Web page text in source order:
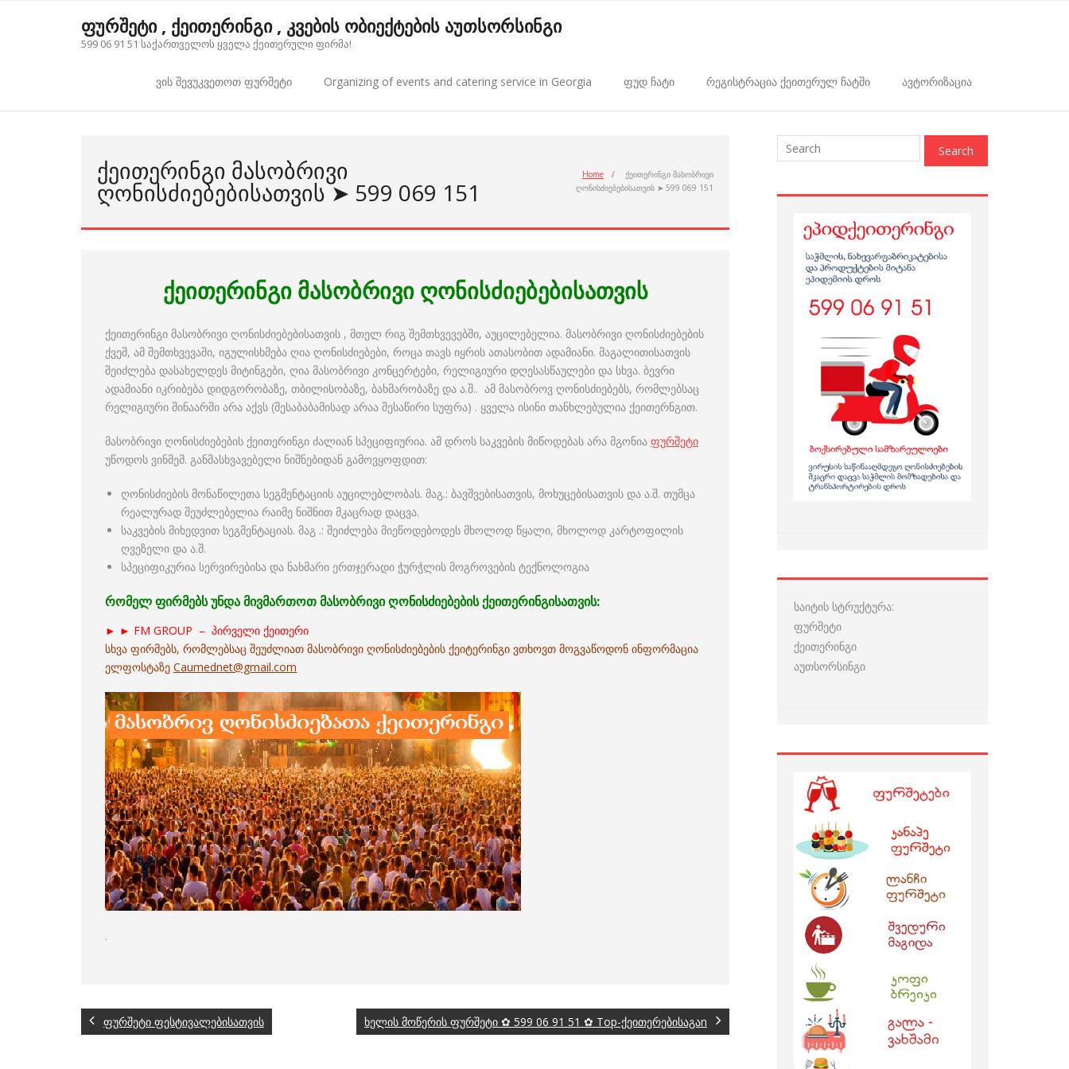
ფურშეტი , ქეითერინგი , კვების ობიექტების აუთსორსინგი
599 06 91 51 საქართველოს ყველა ქეითერული ფირმა!
ვის შევუკვეთოთ ფურშეტი Organizing of events and catering service in Georgia ფუდ ჩატი რეგისტრაცია ქეითერულ ჩატში ავტორიზაცია
ᲥᲔᲘᲗᲔᲠᲘᲜᲒᲘ ᲛᲐᲡᲝᲑᲠᲘᲕᲘ
ᲦᲝᲜᲘᲡᲫᲘᲔᲑᲔᲑᲘᲡᲐᲗᲕᲘᲡ ➤ 599 069 151
Home /
ქეითერინგი მასობრივი
ღონისძიებებისათვის ➤ 599 069 151
ქეითერინგი მასობრივი ღონისძიებებისათვის
ქეითერინგი მასობრივი ღონისძიებებისათვის , მთელ რიგ შემთხვევებში, აუცილებელია. მასობრივი ღონისძიებების
ქვეშ, ამ შემთხვევაში, იგულისხმება ღია ღონისძიებები, როცა თავს იყრის ათასობით ადამიანი. მაგალითისათვის
შეიძლება დასახელდეს მიტინგები, ღია მასობრივი კონცერტები, რელიგიური დღესასწაულები და სხვა. ბევრი
ადამიანი იკრიბება დიდგორობაზე, თბილისობაზე, ბახმარობაზე და ა.შ.. ამ მასობროვ ღონისძიებებს, რომლებსაც
რელიგიური შინაარში არა აქვს (შესაბაბამისად არაა შესაწირი სუფრა) . ყველა ისინი თანხლებულია ქეითერნგით.
მასობრივი ღონისძიებების ქეითერინგი ძალიან სპეციფიურია. ამ დროს საკვების მიწოდებას არა მგონია ფურშეტი
უწოდოს ვინმემ. განმასხვავებელი ნიშნებიდან გამოვყოფდით:
ღონისძიების მონაწილეთა სეგმენტაციის აუცილებლობას. მაგ.: ბავშვებისათვის, მოხუცებისათვის და ა.შ. თუმცა
რეალურად შეუძლებელია რაიმე ნიშნით მკაცრად დაცვა.
საკვების მიხედვით სეგმენტაციას. მაგ .: შეიძლება მიეწოდებოდეს მხოლოდ წყალი, მხოლოდ კარტოფილის
ღვეზელი და ა.შ.
სპეციფიკურია სერვირებისა და ნახმარი ერთჯერადი ჭურჭლის მოგროვების ტექნოლოგია
რომელ ფირმებს უნდა მივმართოთ მასობრივი ღონისძიებების ქეითერინგისათვის:
► ► FM GROUP – პირველი ქეითერი
სხვა ფირმებს, რომლებსაც შეუძლიათ მასობრივი ღონისძიებების ქეიტერინგი ვთხოვთ მოგვაწოდონ ინფორმაცია
ელფოსტაზე Caumednet@gmail.com
.
ფურშეტი ფესტივალებისათვის ხელის მოწერის ფურშეტი ✿ 599 06 91 51 ✿ Top-ქეითერებისაგაn
საიტის სტრუქტურა:
ფურშეტი
ქეითერინგი
აუთსორსინგი